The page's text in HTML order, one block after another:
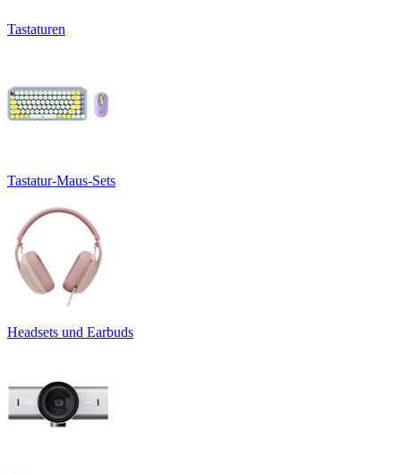
Tastaturen
Tastatur-Maus-Sets
Headsets und Earbuds